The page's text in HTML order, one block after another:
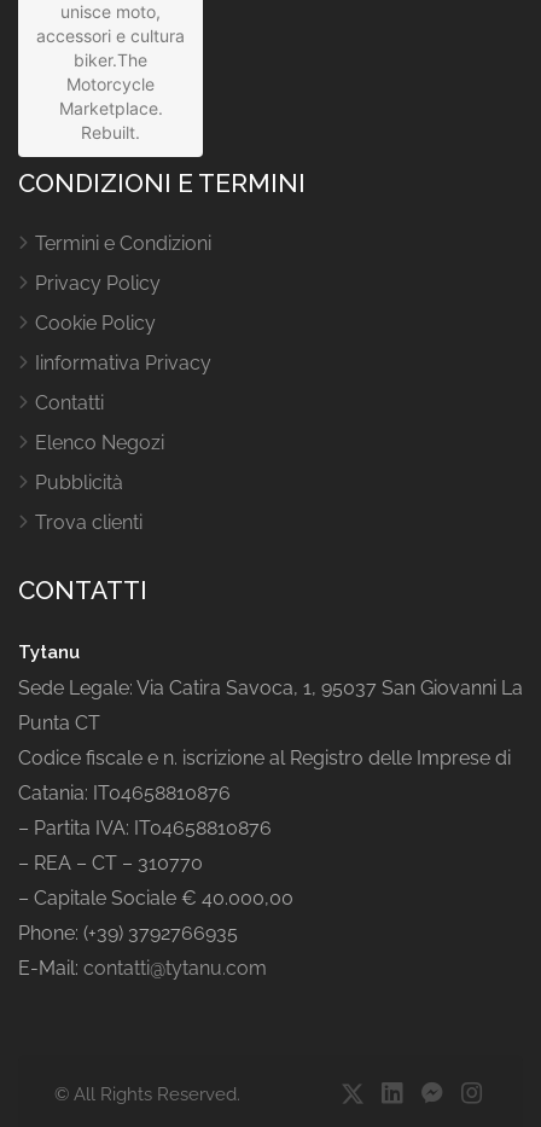
unisce moto,
accessori e cultura
biker.The
Motorcycle
Marketplace.
Rebuilt.
CONDIZIONI E TERMINI
Termini e Condizioni
Privacy Policy
Cookie Policy
Iinformativa Privacy
Contatti
Elenco Negozi
Pubblicità
Trova clienti
CONTATTI
Tytanu
Sede Legale: Via Catira Savoca, 1, 95037 San Giovanni La
Punta CT
Codice fiscale e n. iscrizione al Registro delle Imprese di
Catania: IT04658810876
– Partita IVA: IT04658810876
– REA – CT – 310770
– Capitale Sociale € 40.000,00
Phone: (+39) 3792766935
E-Mail: contatti@tytanu.com
© All Rights Reserved.